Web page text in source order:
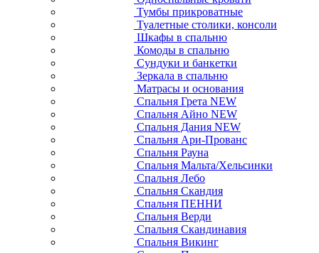
Тумбы прикроватные
Туалетные столики, консоли
Шкафы в спальню
Комоды в спальню
Сундуки и банкетки
Зеркала в спальню
Матрасы и основания
Спальня Грета NEW
Спальня Айно NEW
Спальня Дания NEW
Спальня Ари-Прованс
Спальня Рауна
Спальня Мальта/Хельсинки
Спальня Лебо
Спальня Скандия
Спальня ПЕННИ
Спальня Верди
Спальня Скандинавия
Спальня Викинг